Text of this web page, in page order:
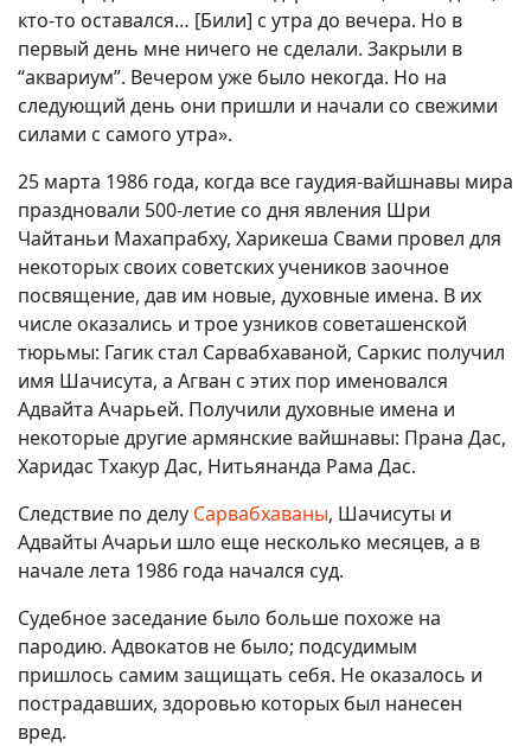
кто-то оставался… [Били] с утра до вечера. Но в
первый день мне ничего не сделали. Закрыли в
“аквариум”. Вечером уже было некогда. Но на
следующий день они пришли и начали со свежими
силами с самого утра».
25 марта 1986 года, когда все гаудия-вайшнавы мира
праздновали 500-летие со дня явления Шри
Чайтаньи Махапрабху, Харикеша Свами провел для
некоторых своих советских учеников заочное
посвящение, дав им новые, духовные имена. В их
числе оказались и трое узников советашенской
тюрьмы: Гагик стал Сарвабхаваной, Саркис получил
имя Шачисута, а Агван с этих пор именовался
Адвайта Ачарьей. Получили духовные имена и
некоторые другие армянские вайшнавы: Прана Дас,
Харидас Тхакур Дас, Нитьянанда Рама Дас.
Следствие по делу Сарвабхаваны, Шачисуты и
Адвайты Ачарьи шло еще несколько месяцев, а в
начале лета 1986 года начался суд.
Судебное заседание было больше похоже на
пародию. Адвокатов не было; подсудимым
пришлось самим защищать себя. Не оказалось и
пострадавших, здоровью которых был нанесен
вред.